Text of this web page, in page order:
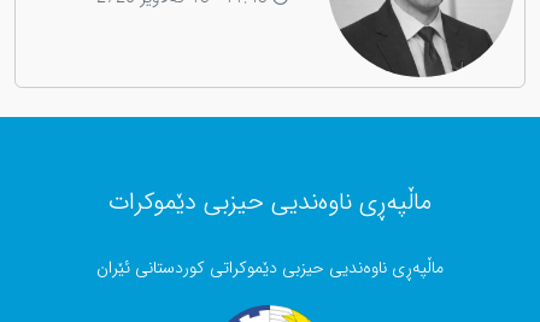
ماڵپەڕی ناوەندیی حیزبی دێموکرات
ماڵپەڕی ناوەندیی حیزبی دێموکراتی کوردستانی ئێران